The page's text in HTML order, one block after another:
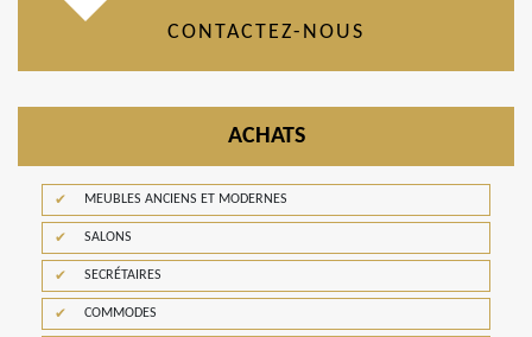
CONTACTEZ-NOUS
ACHATS
MEUBLES ANCIENS ET MODERNES
SALONS
SECRÉTAIRES
COMMODES